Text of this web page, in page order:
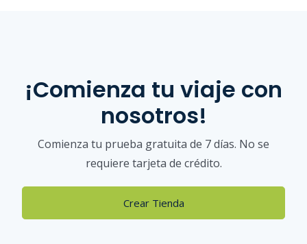
¡Comienza tu viaje con
nosotros!
Comienza tu prueba gratuita de 7 días. No se
requiere tarjeta de crédito.
Crear Tienda